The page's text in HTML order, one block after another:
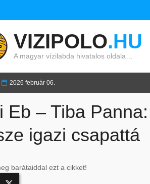
VIZIPOLO.HU
A magyar vízilabda hivatalos oldala…
2026 február 06.
Eb – Tiba
igazi csapattá
barátaiddal ezt a cikket!